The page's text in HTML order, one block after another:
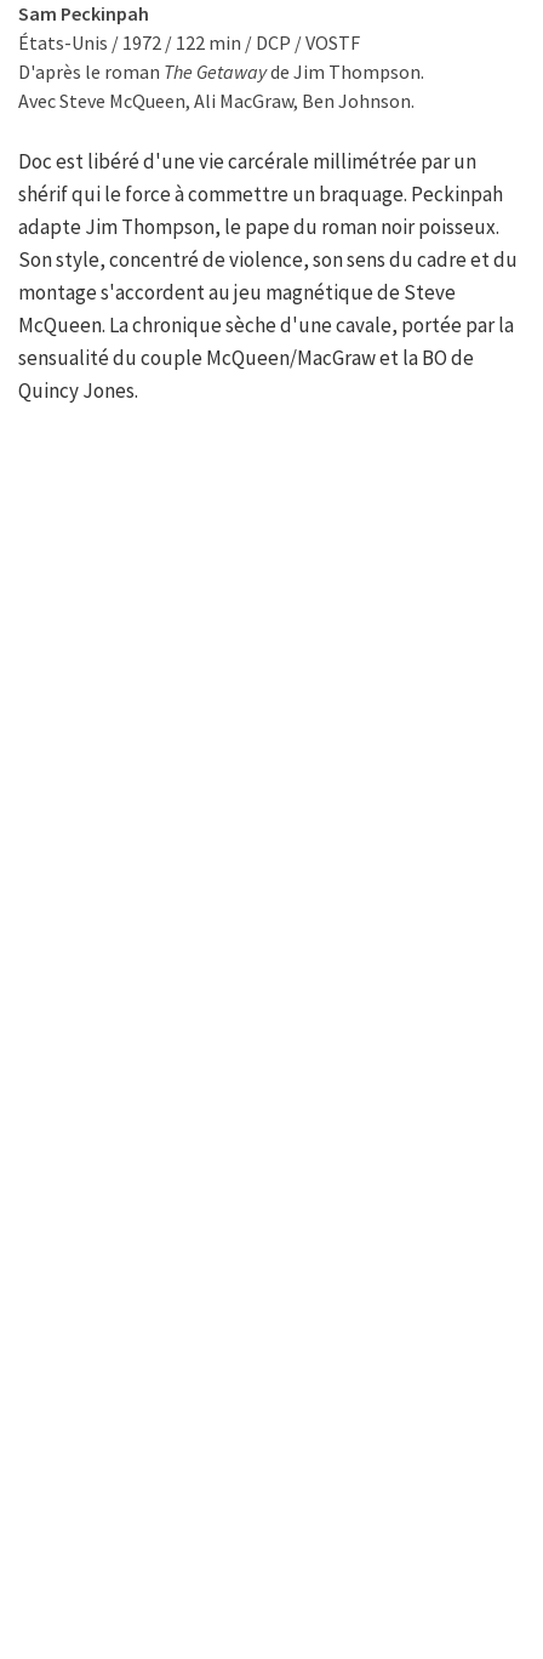
Sam Peckinpah
États-Unis / 1972 / 122 min / DCP / VOSTF
D'après le roman The Getawayde Jim Thompson.
Avec Steve McQueen, Ali MacGraw, Ben Johnson.
Doc est libéré d'une vie carcérale millimétrée par un
shérif qui le force à commettre un braquage. Peckinpah
adapte Jim Thompson, le pape du roman noir poisseux.
Son style, concentré de violence, son sens du cadre et du
montage s'accordent au jeu magnétique de Steve
McQueen. La chronique sèche d'une cavale, portée par la
sensualité du couple McQueen/MacGraw et la BO de
Quincy Jones.